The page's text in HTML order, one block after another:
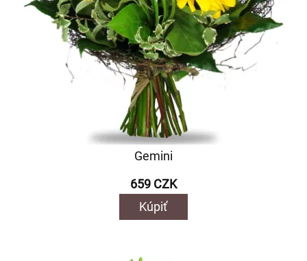
Gemini
659 CZK
Kúpiť